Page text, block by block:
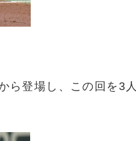
ら登場し、この回を3